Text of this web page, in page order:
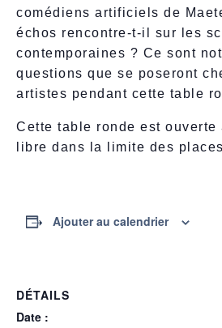
comédiens artificiels de
échos rencontre-t-il sur les
contemporaines ? Ce sont
questions que se poseront
artistes pendant cette table
Cette table ronde est ouverte
libre dans la limite des
Ajouter au calendrier
DÉTAILS
Date :